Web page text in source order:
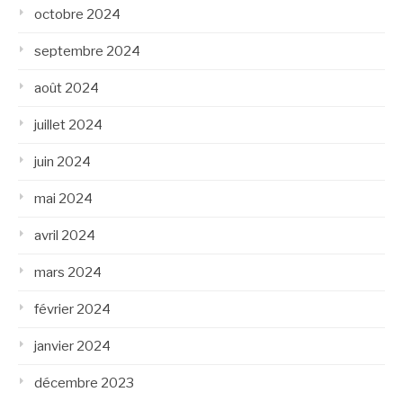
octobre 2024
septembre 2024
août 2024
juillet 2024
juin 2024
mai 2024
avril 2024
mars 2024
février 2024
janvier 2024
décembre 2023